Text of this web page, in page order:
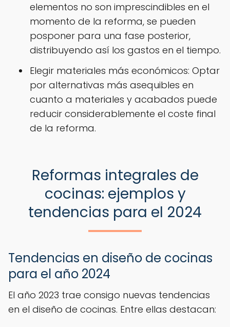
elementos no son imprescindibles en el
momento de la reforma, se pueden
posponer para una fase posterior,
distribuyendo así los gastos en el tiempo.
Elegir materiales más económicos: Optar
por alternativas más asequibles en
cuanto a materiales y acabados puede
reducir considerablemente el coste final
de la reforma.
Reformas integrales de
cocinas: ejemplos y
tendencias para el 2024
Tendencias en diseño de cocinas
para el año 2024
El año 2023 trae consigo nuevas tendencias
en el diseño de cocinas. Entre ellas destacan: